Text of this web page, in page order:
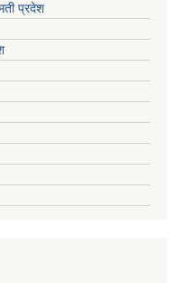
प्रदेश